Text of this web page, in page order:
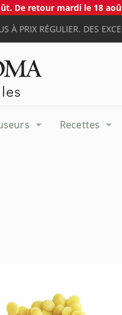
De retour mardi le 18
À PRIX RÉGULIER. DES
Recettes